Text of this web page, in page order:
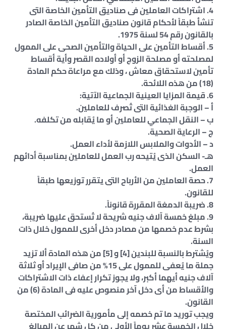
4. اشتراكات العاملين فى صناديق التأمين الخاصة التى
تنشأ طبقاً لأحكام قانون صناديق التأمين الخاصة الصادر
بالقانون رقم 54 لسنة 1975.
5. أقساط التأمين على الحياة والتأمين الصحى على الممول
لمصلحته أو مصلحة الزوج أو أولاده القصر وأية أقساط
تأمين لاستحقاق معاش ، وذلك مع مراعاة حكم المادة
(18) من هذه اللائحة.
6. قيمة المزايا العينية الجماعية الآتية:
أ – الوجبة الغذائية التى تُصرف للعاملين.
ب – النقل الجماعي للعاملين أو ما يُقابله من تكلفه.
ج – الرعاية الصحية.
د – الأدوات والملابس اللازمة لأداء العمل.
هـ- السكن الذى يُتيحه رب العمل للعاملين بمناسبة أدائهم
العمل.
7. حصة العاملين من الأرباح التى يتقرر توزيعها طبقاً
للقانون.
8. ضريبة الدمغة المقررة قانوناً.
9. مبلغ خمسة آلاف جنيه شريحة لا تُستحق عليها ضريبة،
بشرط عدم خصمها من مصادر دخل أخرى للممول خلال ذات
السنة.
ويُشترط بالنسبة للبندين [4] و [5] من هذه المادة ألا تزيد
جملة ما يُعفى للممول على 15% من صافى الإيراد أو ثلاثة
آلاف جنيه أيهما أكبر، ولا يجوز تكرار إعفاء ذات الاشتراكات
والأقساط من أى دخل آخر منصوص عليه فى المادة (6) من
القانون.
ويجب توريد ما تم خصمه إلى مأمورية الضرائب المختصة
خلال الخمسة عشر يوماً الأولى من كل شهر عن المبالغ